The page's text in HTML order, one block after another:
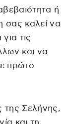
ή
σας καλεί να
τις
και να
πρώτο
της Σελήνης,
και τη